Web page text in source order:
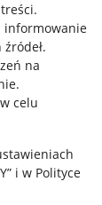
.
informowanie
.
na
.
celu
i w Polityce